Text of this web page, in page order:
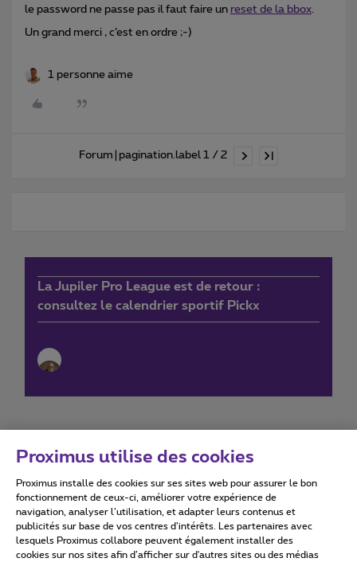
le password ne passe pas il faut faire un reset de la bbox.
Un grand merci , c’est en ordre ;-)
1 personne aime
Forum|pagination.label 1 / 2
La Jupiler Pro League est de retour :
consultez le calendrier sportif Pickx
Conditions d'utilisation Accessibility statement
Proximus utilise des cookies
Proximus installe des cookies sur ses sites web pour assurer le bon
fonctionnement de ceux-ci, améliorer votre expérience de
navigation, analyser l’utilisation, et adapter leurs contenus et
publicités sur base de vos centres d’intérêts. Les partenaires avec
lesquels Proximus collabore peuvent également installer des
cookies sur nos sites afin d’afficher sur d'autres sites ou des médias